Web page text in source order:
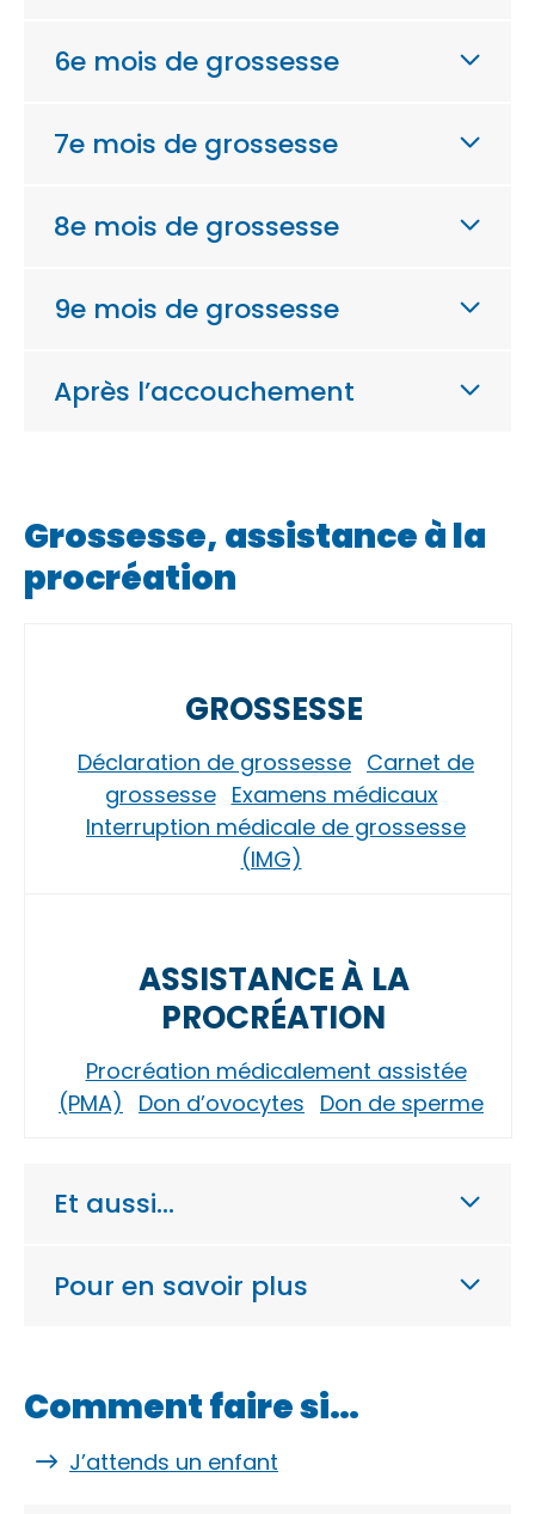
6e mois de grossesse
7e mois de grossesse
8e mois de grossesse
9e mois de grossesse
Après l’accouchement
Grossesse, assistance à la
procréation
GROSSESSE
Déclaration de grossesse Carnet de
grossesse Examens médicaux
Interruption médicale de grossesse
(IMG)
ASSISTANCE À LA
PROCRÉATION
Procréation médicalement assistée
(PMA)
Don d’ovocytes Don de sperme
Et aussi…
Pour en savoir plus
Comment faire si…
J’attends un enfant